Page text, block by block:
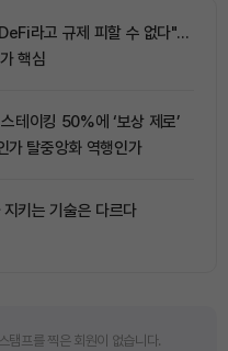
라고 규제 피할 수 없다"…
핵심
테이킹 50%에 ‘보상 제로’
가 탈중앙화 역행인가
키는 기술은 다르다
탬프를 찍은 회원이 없습니다.